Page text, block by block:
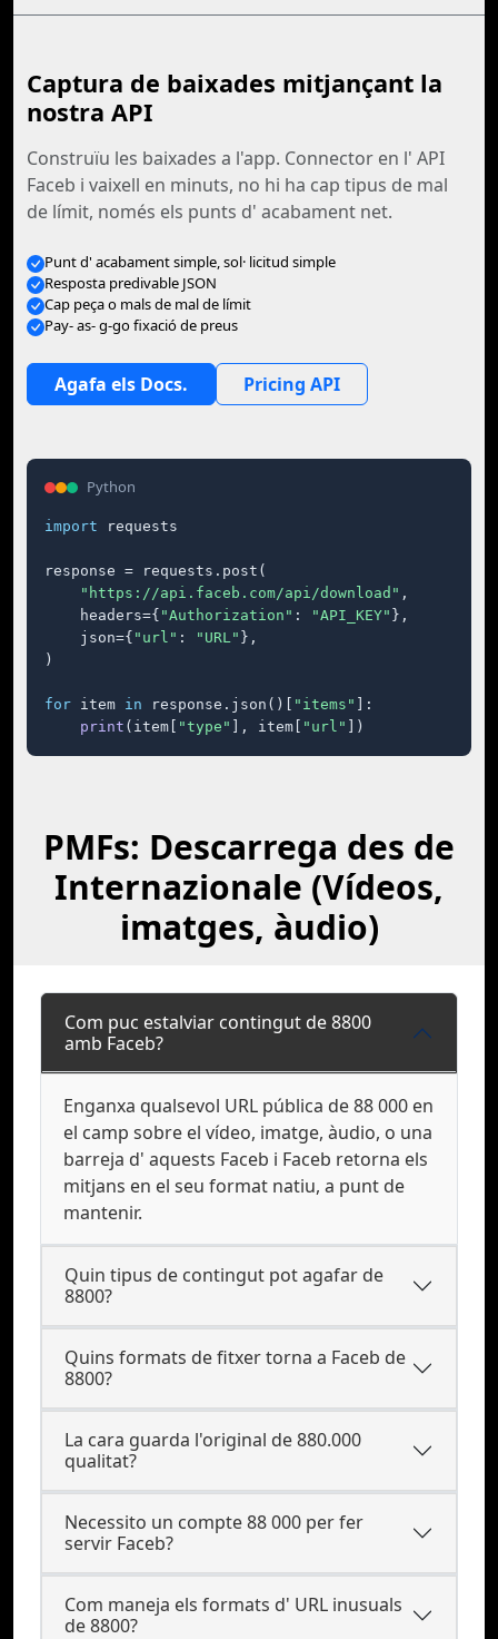
Captura de baixades mitjançant la
nostra API
Construïu les baixades a l'app. Connector en l' API
Faceb i vaixell en minuts, no hi ha cap tipus de mal
de límit, només els punts d' acabament net.
Punt d' acabament simple, sol· licitud simple
Resposta predivable JSON
Cap peça o mals de mal de límit
Pay- as- g-go fixació de preus
Agafa els Docs. Pricing API
Python
import requests
response = requests.post(
"https://api.faceb.com/api/download" ,
    headers={
"Authorization" : "API_KEY" },
    json={
"url" : "URL" },
)
for item in response.json()[ "items"
]:
print (item[ "type" ], item[ "url" ])
PMFs: Descarrega des de
Internazionale (Vídeos,
imatges, àudio)
Com puc estalviar contingut de 8800
amb Faceb?
Enganxa qualsevol URL pública de 88 000 en
el camp sobre el vídeo, imatge, àudio, o una
barreja d' aquests Faceb i Faceb retorna els
mitjans en el seu format natiu, a punt de
mantenir.
Quin tipus de contingut pot agafar de
8800?
Quins formats de fitxer torna a Faceb de
8800?
La cara guarda l'original de 880.000
qualitat?
Necessito un compte 88 000 per fer
servir Faceb?
Com maneja els formats d' URL inusuals
de 8800?